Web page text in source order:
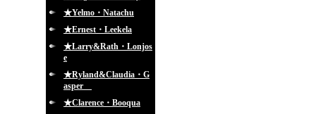
★Yelmo・Natachu
★Ernest・Leekela
★Larry&Rath・Lonjos
e
★Ryland&Claudia・G
asper
★Clarence・Booqua